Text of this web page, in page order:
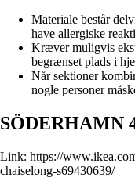
Materiale består
have allergiske
Kræver muligvis
begrænset plads i
Når sektioner
nogle personer
SÖDERHAMN
Link: https://
chaiselong-s69430639/